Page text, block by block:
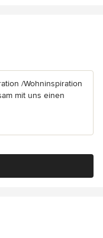
Sternen
/Wohninspiration
mit uns einen